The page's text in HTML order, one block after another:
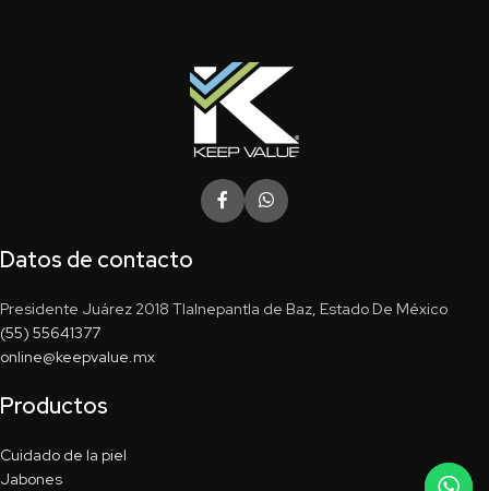
Datos de contacto
Presidente Juárez 2018 Tlalnepantla de Baz, Estado De México
(55) 55641377
online@keepvalue.mx
Productos
Cuidado de la piel
Jabones